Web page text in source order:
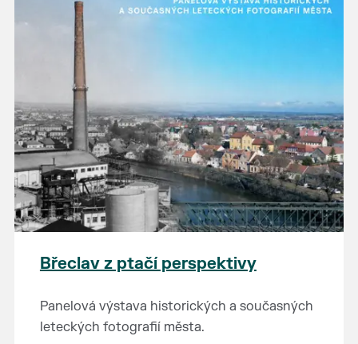
Břeclav z ptačí perspektivy
Panelová výstava historických a současných
leteckých fotografií města.